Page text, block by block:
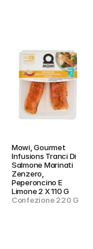
Mowi, Gourmet
Infusions Tranci Di
Salmone Marinati
Zenzero,
Peperoncino E
Limone 2 X 110 G
Confezione 220 G